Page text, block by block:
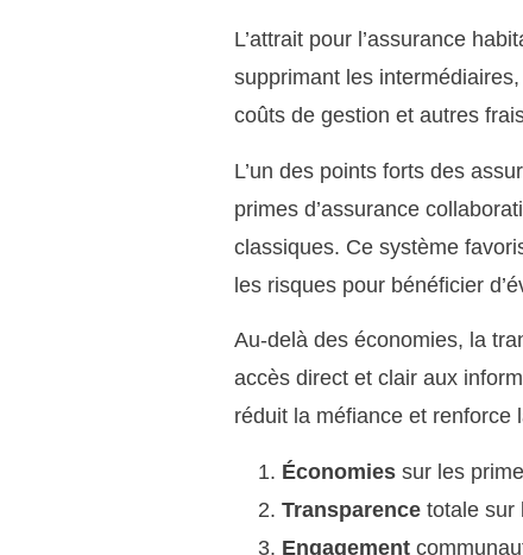
L’attrait pour l’assurance
supprimant les
coûts de gestion et autres
L’un des points forts des
primes d’assurance
classiques. Ce système
les risques pour bénéficier
Au-delà des économies, la
accès direct et clair aux
réduit la méfiance et renforce
Économies sur les
Transparence totale sur
Engagement